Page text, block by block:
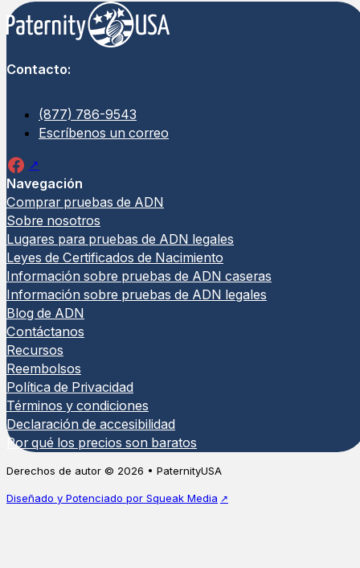
Inicio Prueba de ADN de
Reconstrucción Familiar
La Prueba de ADN de Reconstrucción
Familiar Hogareña ayuda a determinar
una relación biológica cuando el
presunto padre no está disponible…
A partir de
Contacto:
(877) 786-9543
Escríbenos un correo
Navegación
Comprar pruebas de ADN
Sobre nosotros
Lugares para pruebas de ADN legales
Leyes de Certificados de Nacimiento
Información sobre pruebas de ADN caseras
Información sobre pruebas de ADN legales
Blog de ADN
Contáctanos
Recursos
Reembolsos
Política de Privacidad
Términos y condiciones
Declaración de accesibilidad
Por qué los precios son baratos
Derechos de autor © 2026 • PaternityUSA
Diseñado y Potenciado por Squeak Media